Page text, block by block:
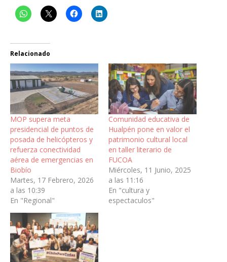
Relacionado
MOP supera meta
presidencial de puntos de
posada de helicópteros y
refuerza conectividad
aérea de emergencias en
Biobío
Martes, 17 Febrero, 2026
a las 10:39
En "Regional"
Comunidad educativa de
Hualpén pone en valor el
patrimonio cultural local
en taller literario de
FUCOA
Miércoles, 11 Junio, 2025
a las 11:16
En "cultura y
espectaculos"